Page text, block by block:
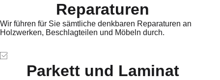
Reparaturen
Wir führen für Sie sämtliche denkbaren Reparaturen an
Holzwerken, Beschlagteilen und Möbeln durch.
Parkett und Laminat